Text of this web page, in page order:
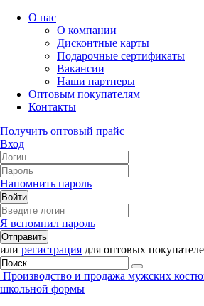
О нас
О компании
Дисконтные карты
Подарочные сертификаты
Вакансии
Наши партнеры
Оптовым покупателям
Контакты
Получить оптовый прайс
Вход
Напомнить пароль
Я вспомнил пароль
или регистрация для оптовых
Производство и продажа мужских
школьной формы